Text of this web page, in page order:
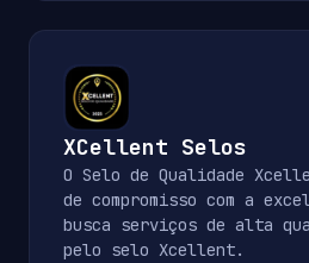
XCellent Selos
O Selo de Qualidade
de compromisso com a
busca serviços de alta
pelo selo Xcellent.